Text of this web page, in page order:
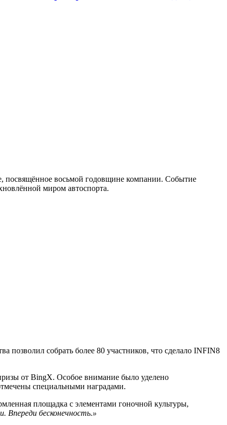
посвящённое восьмой годовщине компании. Событие
миром автоспорта.
позволил собрать более 80 участников, что сделало INFIN8
от BingX. Особое внимание было уделено
специальными наградами.
площадка с элементами гоночной культуры,
Впереди бесконечность.»